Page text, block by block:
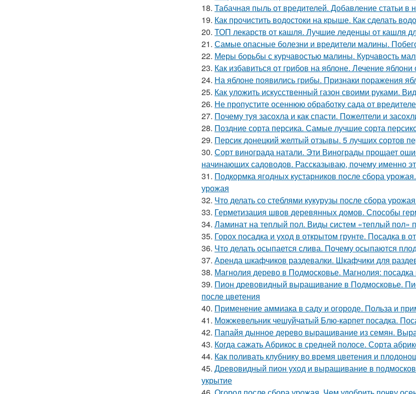
18. Табачная пыль от вредителей. Добавление статьи в
19. Как прочистить водостоки на крыше. Как сделать
20. ТОП лекарств от кашля. Лучшие леденцы от кашля
21. Самые опасные болезни и вредители малины.
22. Меры борьбы с курчавостью малины. Курчавость
23. Как избавиться от грибов на яблоне. Лечение яблони
24. На яблоне появились грибы. Признаки поражения
25. Как уложить искусственный газон своими руками.
26. Не пропустите осеннюю обработку сада от
27. Почему туя засохла и как спасти. Пожелтели и
28. Поздние сорта персика. Самые лучшие сорта
29. Персик донецкий желтый отзывы. 5 лучших сортов
30. Сорт винограда натали. Эти Винограды прощает
начинающих садоводов. Рассказываю, почему именно
31. Подкормка ягодных кустарников после сбора
урожая
32. Что делать со стеблями кукурузы после сбора
33. Герметизация швов деревянных домов. Способы
34. Ламинат на теплый пол. Виды систем «теплый пол»
35. Горох посадка и уход в открытом грунте. Посадка в
36. Что делать осыпается слива. Почему осыпаются
37. Аренда шкафчиков раздевалки. Шкафчики для
38. Магнолия дерево в Подмосковье. Магнолия:
39. Пион древовидный выращивание в Подмосковье.
после цветения
40. Применение аммиака в саду и огороде. Польза и
41. Можжевельник чешуйчатый Блю-карпет посадка.
42. Папайя дынное дерево выращивание из семян.
43. Когда сажать Абрикос в средней полосе. Сорта
44. Как поливать клубнику во время цветения и
45. Древовидный пион уход и выращивание в
укрытие